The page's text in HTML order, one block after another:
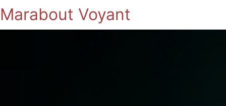
Marabout Voyant